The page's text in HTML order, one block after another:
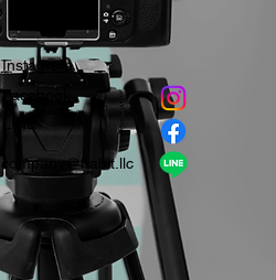
Instagram
​Facebook
company＠habit.llc